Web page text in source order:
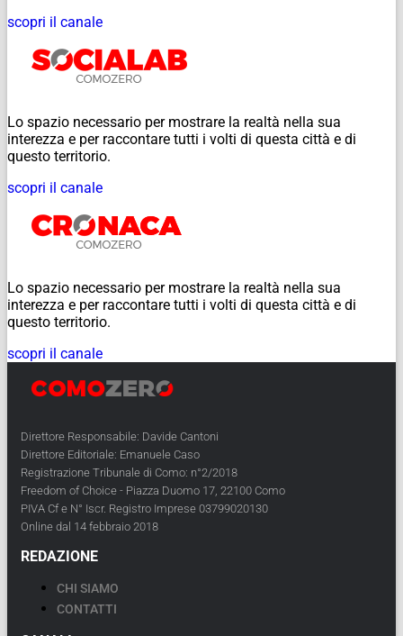
scopri il canale
Lo spazio necessario per mostrare la realtà nella sua
interezza e per raccontare tutti i volti di questa città e di
questo territorio.
scopri il canale
Lo spazio necessario per mostrare la realtà nella sua
interezza e per raccontare tutti i volti di questa città e di
questo territorio.
scopri il canale
Direttore Responsabile: Davide Cantoni
Direttore Editoriale: Emanuele Caso
Registrazione Tribunale di Como: n°2/2018
Freedom of Choice - Piazza Duomo 17, 22100 Como
PIVA Cf e N° Iscr. Registro Imprese 03799020130
Online dal 14 febbraio 2018
REDAZIONE
CHI SIAMO
CONTATTI